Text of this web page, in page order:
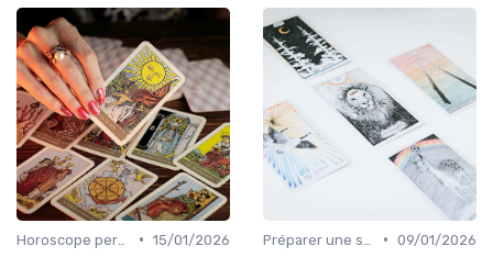
• 15/01/2026
• 09/01/2026